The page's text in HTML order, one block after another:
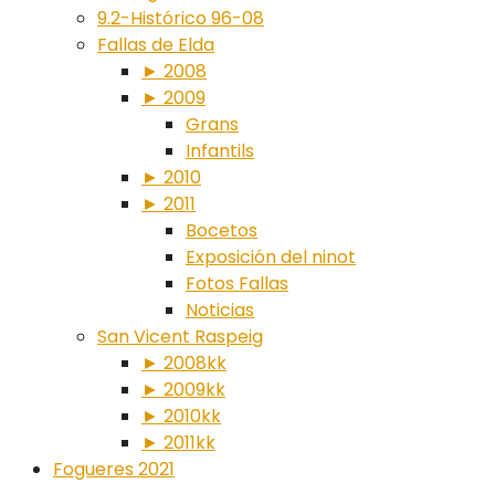
9.2-Histórico 96-08
Fallas de Elda
► 2008
► 2009
Grans
Infantils
► 2010
► 2011
Bocetos
Exposición del ninot
Fotos Fallas
Noticias
San Vicent Raspeig
► 2008kk
► 2009kk
► 2010kk
► 2011kk
Fogueres 2021